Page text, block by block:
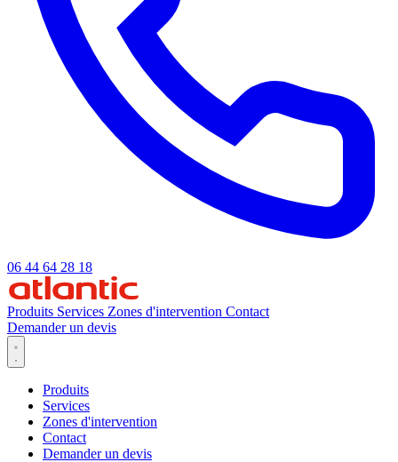
06 44 64 28 18
Produits Services Zones d'intervention Contact
Demander un devis
Produits
Services
Zones d'intervention
Contact
Demander un devis